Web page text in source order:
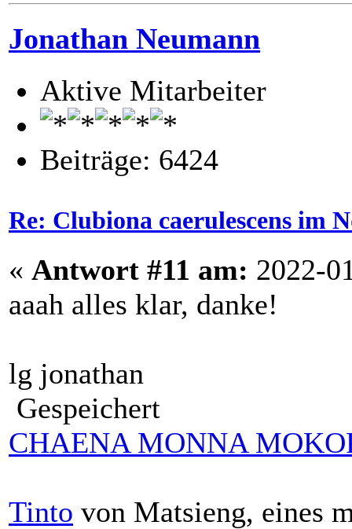
Jonathan Neumann
Aktive Mitarbeiter
Beiträge: 6424
Re: Clubiona caerulescens im
« Antwort #11 am: 2022-
aaah alles klar, danke!
lg jonathan
Gespeichert
CHAENA MONNA
Tinto von Matsieng, eines